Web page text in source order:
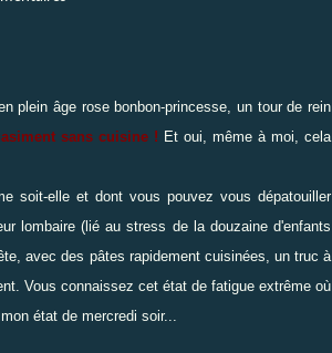
plein âge rose bonbon-princesse, un tour de rein
sans cuisine ! Et oui, même à moi, cela
soit-elle et dont vous pouvez vous dépatouiller
lombaire (lié au stress de la douzaine d'enfants
avec des pâtes rapidement cuisinées, un truc à
Vous connaissez cet état de fatigue extrême où
état de mercredi soir...